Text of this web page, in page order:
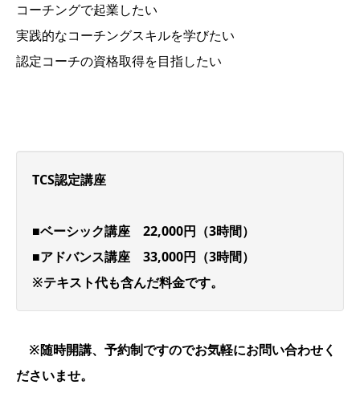
コーチングで起業したい
実践的なコーチングスキルを学びたい
認定コーチの資格取得を目指したい
TCS認定講座
■ベーシック講座 22,000円（3時間）
■アドバンス講座 33,000円（3時間）
※テキスト代も含んだ料金です。
※随時開講、予約制ですのでお気軽にお問い合わせく
ださいませ。